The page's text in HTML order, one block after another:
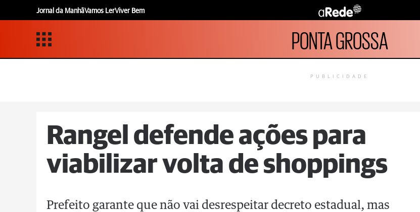
Jornal da ManhãVamos LerViver Bem
PONTA GROSSA
PUBLICIDADE
Rangel defende ações para
viabilizar volta de shoppings
Prefeito garante que não vai desrespeitar decreto estadual, mas